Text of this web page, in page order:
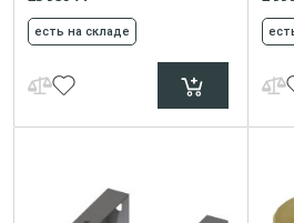
есть на складе